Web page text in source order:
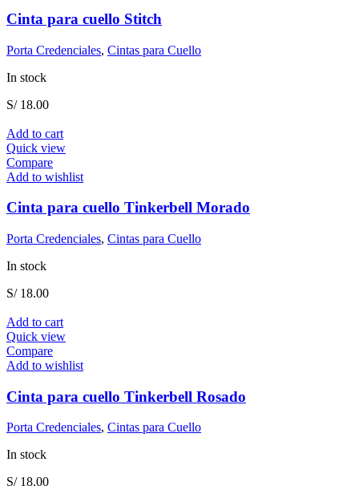
Cinta para cuello Stitch
Porta Credenciales, Cintas para Cuello
In stock
S/18.00
Add to cart
Quick view
Compare
Add to wishlist
Cinta para cuello Tinkerbell Morado
Porta Credenciales, Cintas para Cuello
In stock
S/18.00
Add to cart
Quick view
Compare
Add to wishlist
Cinta para cuello Tinkerbell Rosado
Porta Credenciales, Cintas para Cuello
In stock
S/18.00